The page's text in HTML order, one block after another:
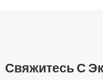
Свяжитесь С